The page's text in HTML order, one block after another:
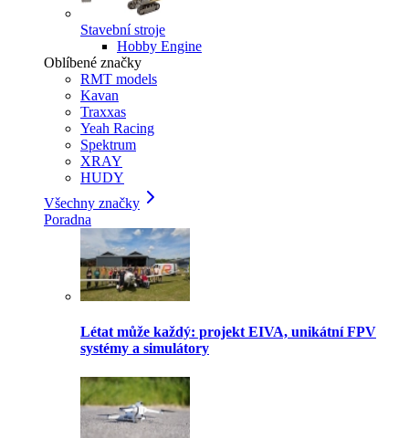
Stavební stroje
Hobby Engine
Oblíbené značky
RMT models
Kavan
Traxxas
Yeah Racing
Spektrum
XRAY
HUDY
Všechny značky
Poradna
Létat může každý: projekt EIVA, unikátní FPV
systémy a simulátory